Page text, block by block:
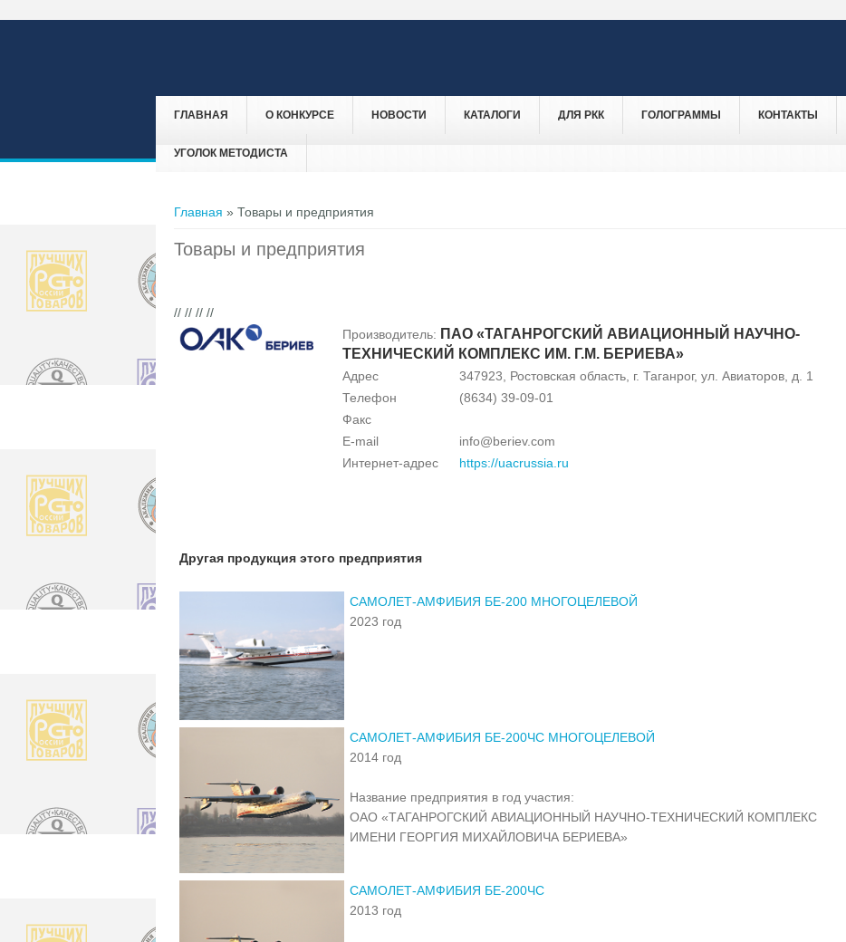
ГЛАВНАЯ О КОНКУРСЕ НОВОСТИ КАТАЛОГИ ДЛЯ РКК ГОЛОГРАММЫ КОНТАКТЫ
УГОЛОК МЕТОДИСТА
Вы здесь
Главная » Товары и предприятия
Товары и предприятия
// // // //
Производитель: ПАО «ТАГАНРОГСКИЙ АВИАЦИОННЫЙ НАУЧНО-
ТЕХНИЧЕСКИЙ КОМПЛЕКС ИМ. Г.М. БЕРИЕВА»
Адрес
347923, Ростовская область, г. Таганрог, ул. Авиаторов, д. 1
Телефон
(8634) 39-09-01
Факс
E-mail
info@beriev.com
Интернет-адрес
https://uacrussia.ru
Другая продукция этого предприятия
САМОЛЕТ-АМФИБИЯ БЕ-200 МНОГОЦЕЛЕВОЙ
2023 год
САМОЛЕТ-АМФИБИЯ БЕ-200ЧС МНОГОЦЕЛЕВОЙ
2014 год
Название предприятия в год участия:
ОАО «ТАГАНРОГСКИЙ АВИАЦИОННЫЙ НАУЧНО-ТЕХНИЧЕСКИЙ КОМПЛЕКС
ИМЕНИ ГЕОРГИЯ МИХАЙЛОВИЧА БЕРИЕВА»
CАМОЛЕТ-АМФИБИЯ БЕ-200ЧС
2013 год